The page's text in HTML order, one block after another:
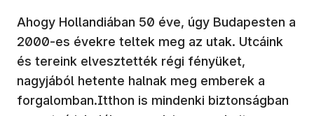
Ahogy Hollandiában 50 éve, úgy Budapesten a
2000-es évekre teltek meg az utak. Utcáink
és tereink elvesztették régi fényüket,
nagyjából hetente halnak meg emberek a
forgalomban.Itthon is mindenki biztonságban